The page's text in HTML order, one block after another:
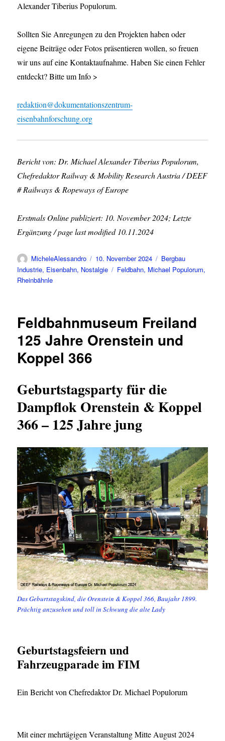
Alexander Tiberius Populorum.
Sollten Sie Anregungen zu den Projekten haben oder
eigene Beiträge oder Fotos präsentieren wollen, so freuen
wir uns auf eine Kontaktaufnahme. Haben Sie einen Fehler
entdeckt? Bitte um Info >
redaktion@dokumentationszentrum-
eisenbahnforschung.org
Bericht von: Dr. Michael Alexander Tiberius Populorum,
Chefredaktor Railway & Mobility Research Austria / DEEF
# Railways & Ropeways of Europe
Erstmals Online publiziert: 10. November 2024; Letzte
Ergänzung / page last modified 10.11.2024
Autor
MicheleAlessandro
Veröffentlicht
am
10. November 2024 Kategorien
Bergbau
Industrie, Eisenbahn, Nostalgie Schlagwörter
Feldbahn, Michael Populorum,
Rheinbähnle
Feldbahnmuseum Freiland
125 Jahre Orenstein und
Koppel 366
Geburtstagsparty für die
Dampflok Orenstein & Koppel
366 – 125 Jahre jung
Das Geburtstagskind, die Orenstein & Koppel 366, Baujahr 1899.
Prächtig anzusehen und toll in Schwung die alte Lady
Geburtstagsfeiern und
Fahrzeugparade im FIM
Ein Bericht von Chefredaktor Dr. Michael Populorum
Mit einer mehrtägigen Veranstaltung Mitte August 2024